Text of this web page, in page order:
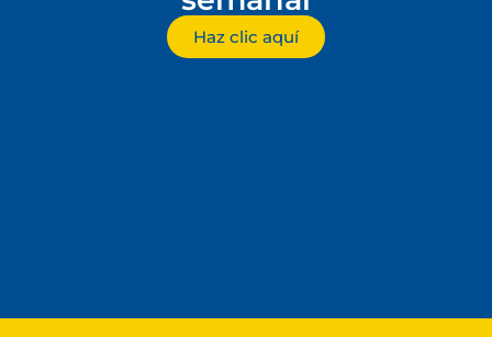
Haz clic aquí